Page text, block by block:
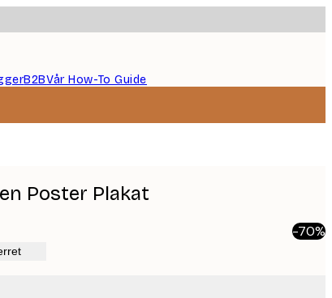
B2BVår How-To Guide
Poster Plakat
-70%